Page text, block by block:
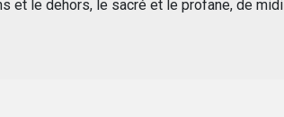
et le dehors, le sacré et le profane, de midi